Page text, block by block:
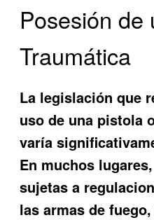
Posesión de
Traumática
La legislación que
uso de una pistola
varía
En muchos
sujetas a
las armas de